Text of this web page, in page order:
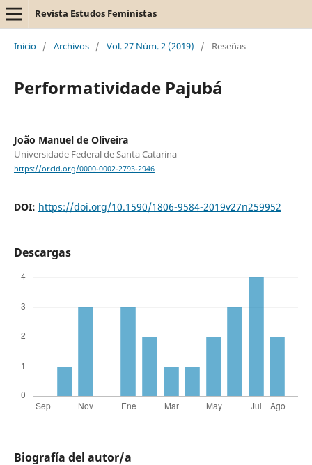
Revista Estudos Feministas
Inicio / Archivos / Vol. 27 Núm. 2 (2019) / Reseñas
Performatividade Pajubá
João Manuel de Oliveira
Universidade Federal de Santa Catarina
https://orcid.org/0000-0002-2793-2946
DOI: https://doi.org/10.1590/1806-9584-2019v27n259952
Descargas
Biografía del autor/a